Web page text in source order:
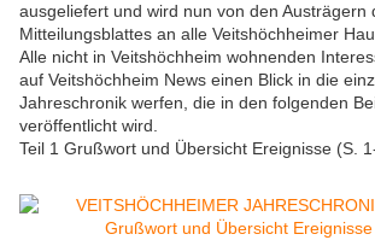
ausgeliefert und wird nun von den Austrägern
Mitteilungsblattes an alle Veitshöchheimer
Alle nicht in Veitshöchheim wohnenden
auf Veitshöchheim News einen Blick in die
Jahreschronik werfen, die in den folgenden
veröffentlicht wird.
Teil 1 Grußwort und Übersicht Ereignisse (S.